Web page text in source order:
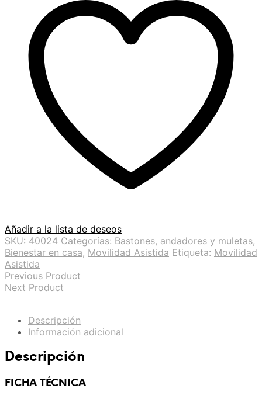
Añadir a la lista de deseos
SKU: 40024 Categorías: Bastones, andadores y muletas,
Bienestar en casa, Movilidad Asistida Etiqueta: Movilidad
Asistida
Previous Product
Next Product
Descripción
Información adicional
Descripción
FICHA TÉCNICA